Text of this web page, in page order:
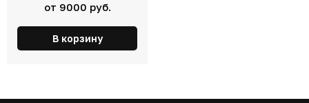
от 9000 руб.
В корзину